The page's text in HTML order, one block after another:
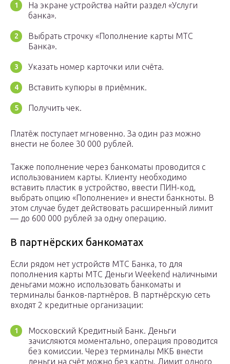
На экране устройства найти раздел «Услуги
банка».
Выбрать строчку «Пополнение карты МТС
Банка».
Указать номер карточки или счёта.
Вставить купюры в приёмник.
Получить чек.
Платёж поступает мгновенно. За один раз можно
внести не более 30 000 рублей.
Также пополнение через банкоматы проводится с
использованием карты. Клиенту необходимо
вставить пластик в устройство, ввести ПИН-код,
выбрать опцию «Пополнение» и внести банкноты. В
этом случае будет действовать расширенный лимит
— до 600 000 рублей за одну операцию.
В партнёрских банкоматах
Если рядом нет устройств МТС Банка, то для
пополнения карты МТС Деньги Weekend наличными
деньгами можно использовать банкоматы и
терминалы банков-партнёров. В партнёрскую сеть
входят 2 кредитные организации:
Московский Кредитный Банк. Деньги
зачисляются моментально, операция проводится
без комиссии. Через терминалы МКБ внести
деньги на счёт можно без карты. Лимит одного